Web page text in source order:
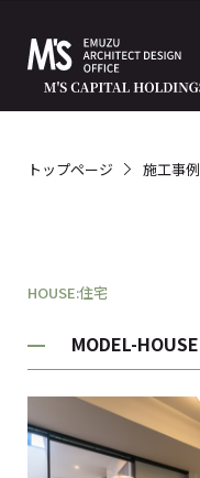
トップページ 施工事例
HOUSE:住宅
MODEL-HOUSE